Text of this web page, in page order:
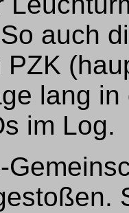
auch
PZK
lang
im Log.